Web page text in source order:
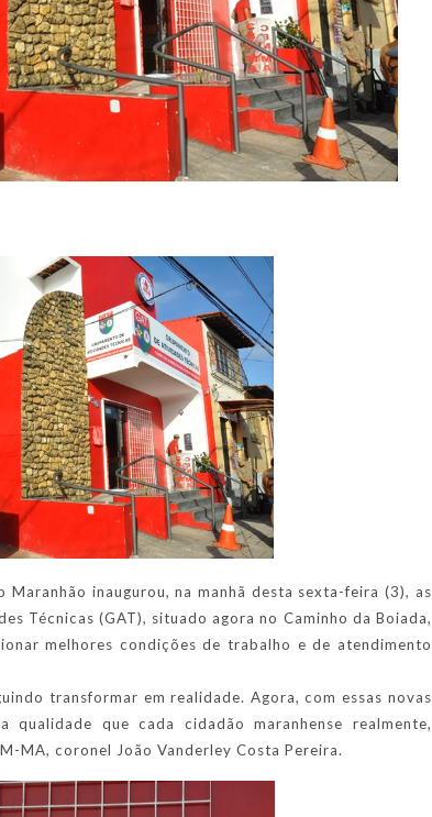
inaugurou, na manhã desta sexta-feira (3), as
Técnicas (GAT), situado agora no Caminho da Boiada,
melhores condições de trabalho e de atendimento
transformar em realidade. Agora, com essas novas
qualidade que cada cidadão maranhense realmente,
MA, coronel João Vanderley Costa Pereira.